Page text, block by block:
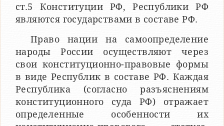
ст.5 Конституции РФ, Республики РФ
являются государствами в составе РФ.
Право нации на самоопределение
народы России осуществляют через
свои конституционно-правовые формы
в виде Республик в составе РФ. Каждая
Республика (согласно разъяснениям
конституционного суда РФ) отражает
определенные особенности их